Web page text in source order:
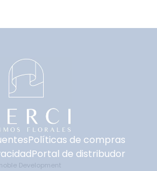
Políticas de compras
Portal de distribudor
Development